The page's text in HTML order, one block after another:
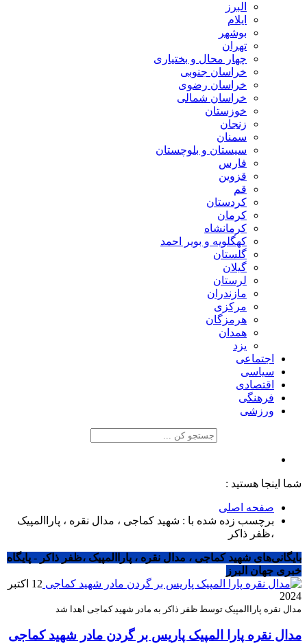
البرز
ایلام
بوشهر
تهران
چهار محال و بختیاری
خراسان جنوبی
خراسان رضوی
خراسان شمالی
خوزستان
زنجان
سمنان
سیستان و بلوچستان
فارس
قزوین
قم
کردستان
کرمان
کرمانشاه
کهگلویه و بویر احمد
گلستان
گیلان
لرستان
مازندران
مرکزی
هرمزگان
همدان
یزد
اجتماعی
سیاسی
اقتصادی
فرهنگی
ورزشی
شما اینجا هستید :
صفحه اصلی
برچسب زده شده با : شهید کماجی ، مدال نقره ، پاراالمپیک
،ظفر ذاکر
بایگانی‌های شهید کماجی ، مدال نقره ، پاراالمپیک ،ظفر ذاکر - پایگاه
خبری جهان البرز
12 اکتبر
2024
مدال نقره پاراالمپیک توسط ظفر ذاکر به مادر شهید کماجی اهدا شد
مدال نقره پارا المپیک پاریس بر گردن مادر شهید کماجی